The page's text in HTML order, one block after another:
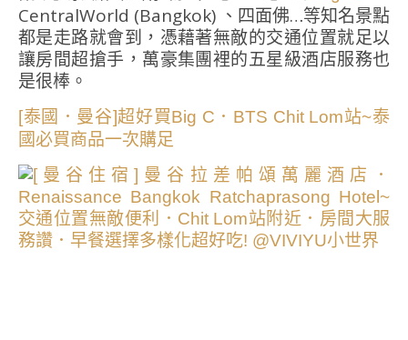
CentralWorld (Bangkok) 、四面佛…等知名景點
都是走路就會到，憑藉著無敵的交通位置就足以
讓房間超搶手，萬豪集團裡的五星級酒店服務也
是很棒。
[泰國．曼谷]超好買Big C．BTS Chit Lom站~泰
國必買商品一次購足